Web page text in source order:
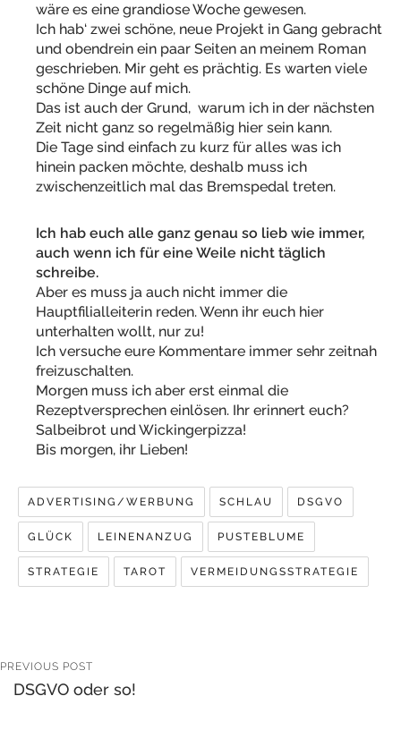
wäre es eine grandiose Woche gewesen.
Ich hab‘ zwei schöne, neue Projekt in Gang gebracht
und obendrein ein paar Seiten an meinem Roman
geschrieben. Mir geht es prächtig. Es warten viele
schöne Dinge auf mich.
Das ist auch der Grund, warum ich in der nächsten
Zeit nicht ganz so regelmäßig hier sein kann.
Die Tage sind einfach zu kurz für alles was ich
hinein packen möchte, deshalb muss ich
zwischenzeitlich mal das Bremspedal treten.
Ich hab euch alle ganz genau so lieb wie immer,
auch wenn ich für eine Weile nicht täglich
schreibe.
Aber es muss ja auch nicht immer die
Hauptfilialleiterin reden. Wenn ihr euch hier
unterhalten wollt, nur zu!
Ich versuche eure Kommentare immer sehr zeitnah
freizuschalten.
Morgen muss ich aber erst einmal die
Rezeptversprechen einlösen. Ihr erinnert euch?
Salbeibrot und Wickingerpizza!
Bis morgen, ihr Lieben!
ADVERTISING/WERBUNG SCHLAU DSGVO
GLÜCK LEINENANZUG PUSTEBLUME
STRATEGIE TAROT VERMEIDUNGSSTRATEGIE
PREVIOUS POST
DSGVO oder so!